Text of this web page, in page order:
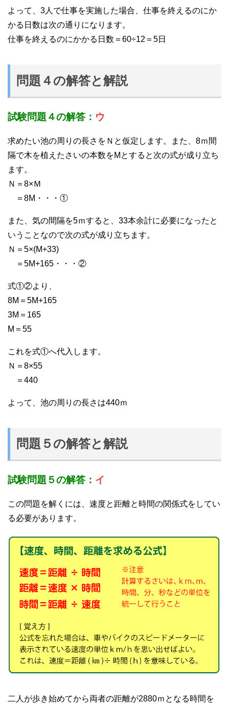
よって、3人で仕事を実施した場合、仕事を終えるのにか
かる日数は次の通りになります。
仕事を終えるのにかかる日数＝60÷12＝5日
問題４の解答と解説
試験問題４の解答： ウ
求めたい池の周りの長さをＮと仮定します。また、8ｍ間
隔で木を植えたさいの本数をMとすると次の式が成り立ち
ます。
Ｎ＝8×Ｍ
＝8M・・・①
また、気の間隔を5ｍすると、33本余計に必要になったと
いうことなので次の式が成り立ちます。
Ｎ＝5×(M+33)
＝5M+165・・・②
式①②より、
8M＝5M+165
3M＝165
M＝55
これを式①へ代入します。
Ｎ＝8×55
＝440
よって、池の周りの長さは440ｍ
問題５の解答と解説
試験問題５の解答： イ
この問題を解くには、速度と距離と時間の関係式をしてい
る必要があります。
二人が歩き始めてから両者の距離が2880ｍとなる時間を